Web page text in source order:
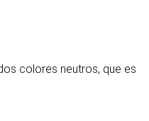
colores neutros, que es